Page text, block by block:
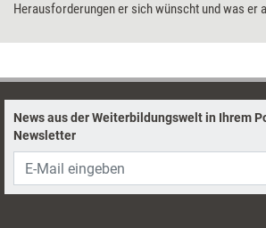
Herausforderungen er sich wünscht und was er
News aus der Weiterbildungswelt in Ihrem
Newsletter